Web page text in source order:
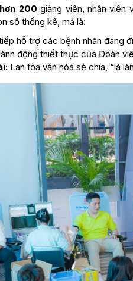
hơn 200giảng viên, nhân viên
số thống kê, mà là:
hỗ trợ các bệnh nhân đang
động thiết thực của Đoàn
Lan tỏa văn hóa sẻ chia, “lá